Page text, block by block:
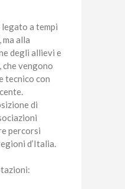
legato a tempi
ma alla
degli allievi e
vengono
tecnico con
di
percorsi
d’Italia.